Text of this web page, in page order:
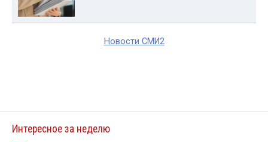
Новости СМИ2
Интересное за неделю